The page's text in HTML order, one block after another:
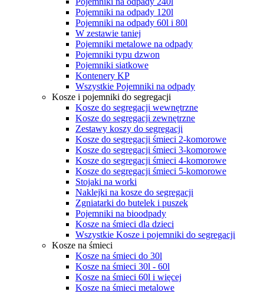
Pojemniki na odpady 120l
Pojemniki na odpady 60l i 80l
W zestawie taniej
Pojemniki metalowe na odpady
Pojemniki typu dzwon
Pojemniki siatkowe
Kontenery KP
Wszystkie Pojemniki na odpady
Kosze i pojemniki do segregacji
Kosze do segregacji wewnętrzne
Kosze do segregacji zewnętrzne
Zestawy koszy do segregacji
Kosze do segregacji śmieci 2-komorowe
Kosze do segregacji śmieci 3-komorowe
Kosze do segregacji śmieci 4-komorowe
Kosze do segregacji śmieci 5-komorowe
Stojaki na worki
Naklejki na kosze do segregacji
Zgniatarki do butelek i puszek
Pojemniki na bioodpady
Kosze na śmieci dla dzieci
Wszystkie Kosze i pojemniki do segregacji
Kosze na śmieci
Kosze na śmieci do 30l
Kosze na śmieci 30l - 60l
Kosze na śmieci 60l i więcej
Kosze na śmieci metalowe